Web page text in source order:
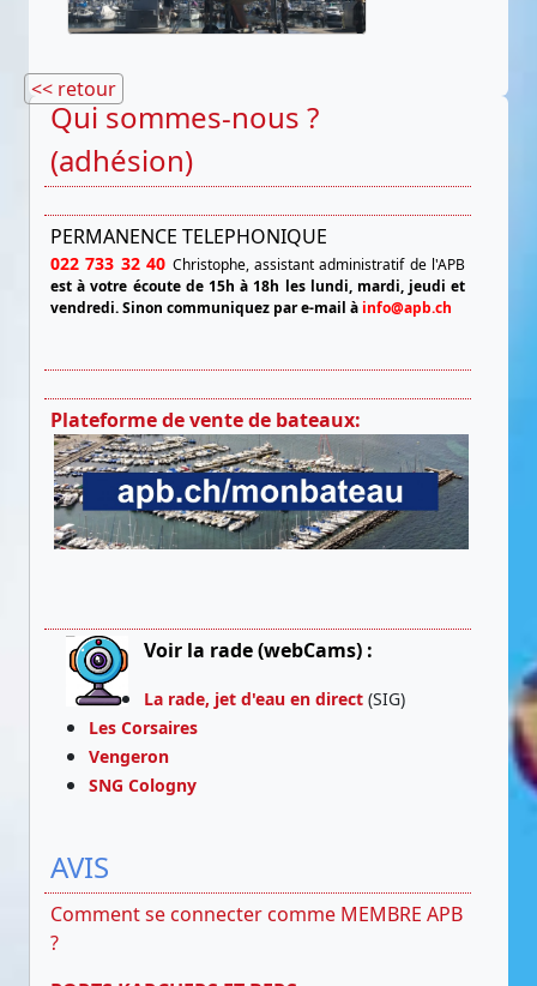
<< retour
Qui sommes-nous ?
(adhésion)
PERMANENCE TELEPHONIQUE
022 733 32 40 Christophe, assistant administratif de l'APB
est à votre écoute de 15h à 18h les lundi, mardi, jeudi et
vendredi.Sinon communiquez par e-mail à info@apb.ch
Plateforme de vente de bateaux:
Voir la rade (webCams) :
La rade, jet d'eau en direct(SIG)
Les Corsaires
Vengeron
SNG Cologny
AVIS
Comment se connecter comme MEMBRE APB
?